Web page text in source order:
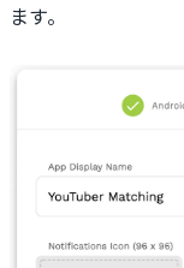
ます。